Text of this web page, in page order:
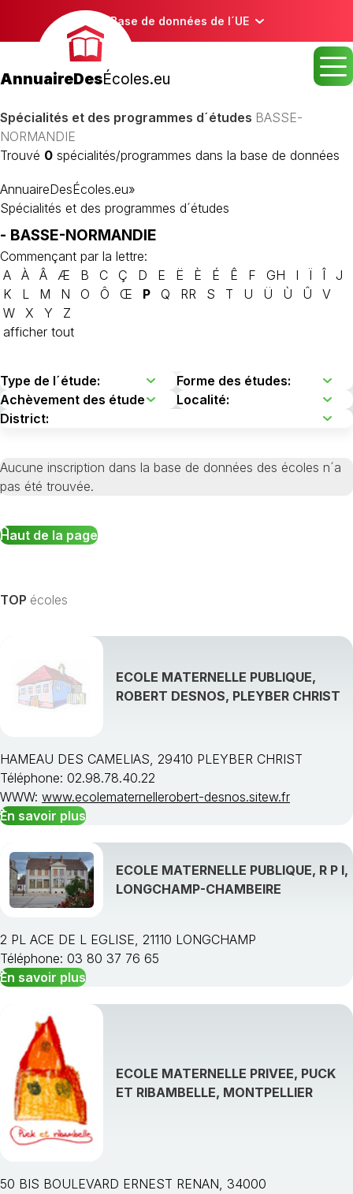
Base de données de l´UE
AnnuaireDesÉcoles.eu
Spécialités et des programmes d´études BASSE-
NORMANDIE
Trouvé 0 spécialités/programmes dans la base de données
AnnuaireDesÉcoles.eu»
Spécialités et des programmes d´études
- BASSE-NORMANDIE
Commençant par la lettre:
A
À Â Æ B C Ç D E Ë È É Ê F GH I Ï Î
J
K
L M N O Ô Œ P Q RR S T U Ü Ù Û
V
W
X Y
Z
afficher tout
Aucune inscription dans la base de données des écoles n´a
pas été trouvée.
Haut de la page
TOP écoles
ECOLE MATERNELLE PUBLIQUE,
ROBERT DESNOS, PLEYBER CHRIST
HAMEAU DES CAMELIAS, 29410 PLEYBER CHRIST
Téléphone: 02.98.78.40.22
WWW: www.ecolematernellerobert-desnos.sitew.fr
En savoir plus
ECOLE MATERNELLE PUBLIQUE, R P I,
LONGCHAMP-CHAMBEIRE
2 PL ACE DE L EGLISE, 21110 LONGCHAMP
Téléphone: 03 80 37 76 65
En savoir plus
ECOLE MATERNELLE PRIVEE, PUCK
ET RIBAMBELLE, MONTPELLIER
50 BIS BOULEVARD ERNEST RENAN, 34000